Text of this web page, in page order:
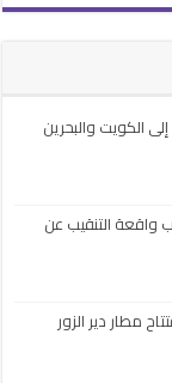
الكويت والبحرين
واقعة التنقيب عن
افتتاح مطار دير الزور